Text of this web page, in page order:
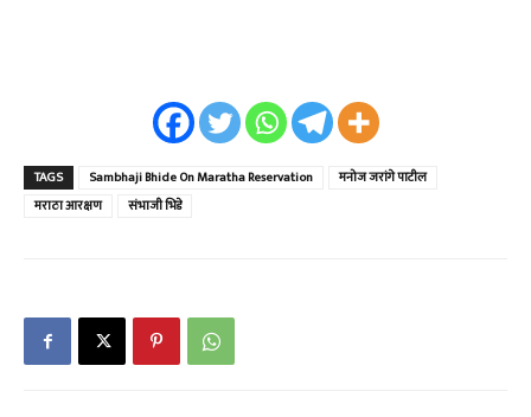
TAGS Sambhaji Bhide On Maratha Reservation
मनोज जरांगे पाटील
मराठा आरक्षण
संभाजी भिडे